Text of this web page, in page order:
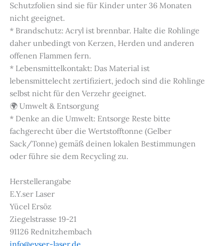
Schutzfolien sind sie für Kinder unter 36 Monaten
nicht geeignet.
* Brandschutz: Acryl ist brennbar. Halte die Rohlinge
daher unbedingt von Kerzen, Herden und anderen
offenen Flammen fern.
* Lebensmittelkontakt: Das Material ist
lebensmittelecht zertifiziert, jedoch sind die Rohlinge
selbst nicht für den Verzehr geeignet.
🌍 Umwelt & Entsorgung
* Denke an die Umwelt: Entsorge Reste bitte
fachgerecht über die Wertstofftonne (Gelber
Sack/Tonne) gemäß deinen lokalen Bestimmungen
oder führe sie dem Recycling zu.
Herstellerangabe
E.Y.ser Laser
Yücel Ersöz
Ziegelstrasse 19-21
91126 Rednitzhembach